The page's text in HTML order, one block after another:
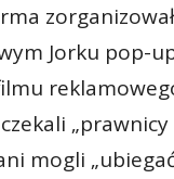
Jorku pop-
„prawnicy
mogli